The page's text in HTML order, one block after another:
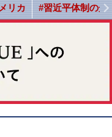
リカ #習近平体制の光